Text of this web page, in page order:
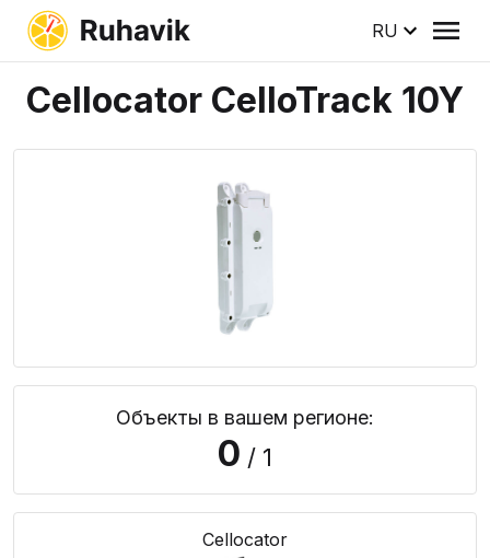
RU
Cellocator CelloTrack 10Y
Объекты в вашем регионе:
0 / 1
Cellocator